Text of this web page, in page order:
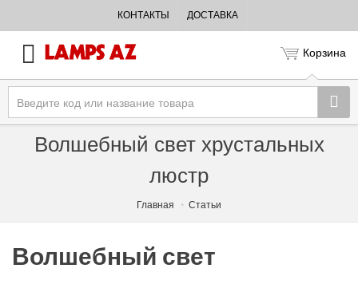
КОНТАКТЫ ДОСТАВКА
Корзина
Волшебный свет хрустальных
люстр
Главная Статьи
Волшебный свет